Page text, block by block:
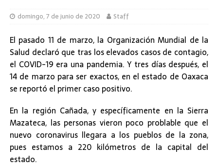
domingo, 7 de junio de 2020 Staff
El pasado 11 de marzo, la Organización Mundial de la
Salud declaró que tras los elevados casos de contagio,
el COVID-19 era una pandemia. Y tres días después, el
14 de marzo para ser exactos, en el estado de Oaxaca
se reportó el primer caso positivo.
En la región Cañada, y específicamente en la Sierra
Mazateca, las personas vieron poco problable que el
nuevo coronavirus llegara a los pueblos de la zona,
pues estamos a 220 kilómetros de la capital del
estado.